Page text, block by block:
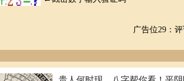
广告位29：评